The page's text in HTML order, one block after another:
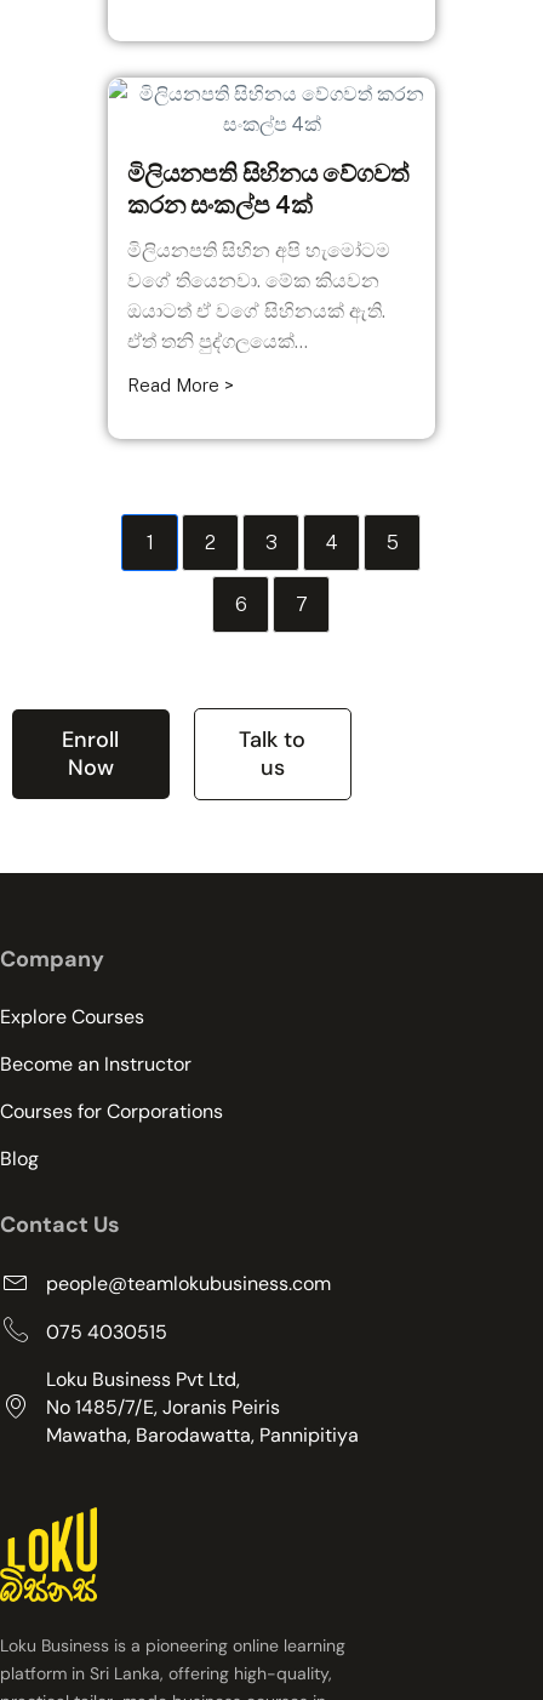
මිලියනපති සිහිනය වේගවත්
කරන සංකල්ප 4ක්
මිලියනපති සිහින අපි හැමෝටම
වගේ තියෙනවා. මේක කියවන
ඔයාටත් ඒ වගේ සිහිනයක් ඇති.
ඒත් තනි පුද්ගලයෙක්...
Read More >
1 2 3 4 5
6 7
Enroll
Now
Talk to
us
Loku Business is a pioneering online learning
platform in Sri Lanka, offering high-quality,
Company
Explore Courses
Become an Instructor
Courses for Corporations
Blog
Contact Us
people@teamlokubusiness.com
075 4030515
Loku Business Pvt Ltd,
No 1485/7/E, Joranis Peiris
Mawatha, Barodawatta, Pannipitiya